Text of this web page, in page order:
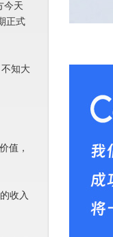
今天
正式
知大
值，
收入